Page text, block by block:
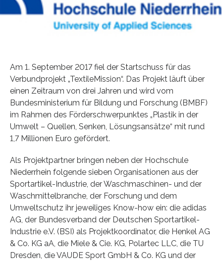
Am 1. September 2017 fiel der Startschuss für das
Verbundprojekt „TextileMission“. Das Projekt läuft über
einen Zeitraum von drei Jahren und wird vom
Bundesministerium für Bildung und Forschung (BMBF)
im Rahmen des Förderschwerpunktes „Plastik in der
Umwelt – Quellen, Senken, Lösungsansätze“ mit rund
1,7 Millionen Euro gefördert.
Als Projektpartner bringen neben der Hochschule
Niederrhein folgende sieben Organisationen aus der
Sportartikel-Industrie, der Waschmaschinen- und der
Waschmittelbranche, der Forschung und dem
Umweltschutz ihr jeweiliges Know-how ein: die adidas
AG, der Bundesverband der Deutschen Sportartikel-
Industrie e.V. (BSI) als Projektkoordinator, die Henkel AG
& Co. KG aA, die Miele & Cie. KG, Polartec LLC, die TU
Dresden, die VAUDE Sport GmbH & Co. KG und der